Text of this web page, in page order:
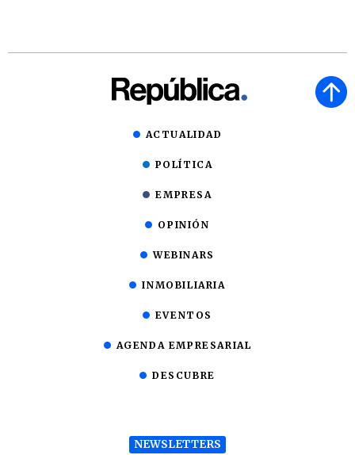
ACTUALIDAD
POLÍTICA
EMPRESA
OPINIÓN
WEBINARS
INMOBILIARIA
EVENTOS
AGENDA EMPRESARIAL
DESCUBRE
NEWSLETTERS